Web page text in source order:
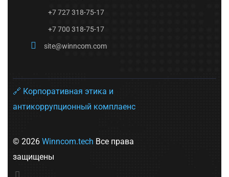
+7 727 318-75-17
+7 700 318-75-17
site@winncom.com
🔗 Корпоративная этика и
антикоррупционный комплаенс
© 2026 Winncom.tech Все права
защищены